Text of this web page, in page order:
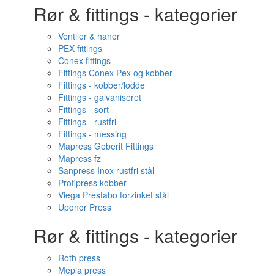
Rør & fittings - kategorier
Ventiler & haner
PEX fittings
Conex fittings
Fittings Conex Pex og kobber
Fittings - kobber/lodde
Fittings - galvaniseret
Fittings - sort
Fittings - rustfri
Fittings - messing
Mapress Geberit Fittings
Mapress fz
Sanpress Inox rustfri stål
Profipress kobber
Viega Prestabo forzinket stål
Uponor Press
Rør & fittings - kategorier
Roth press
Mepla press